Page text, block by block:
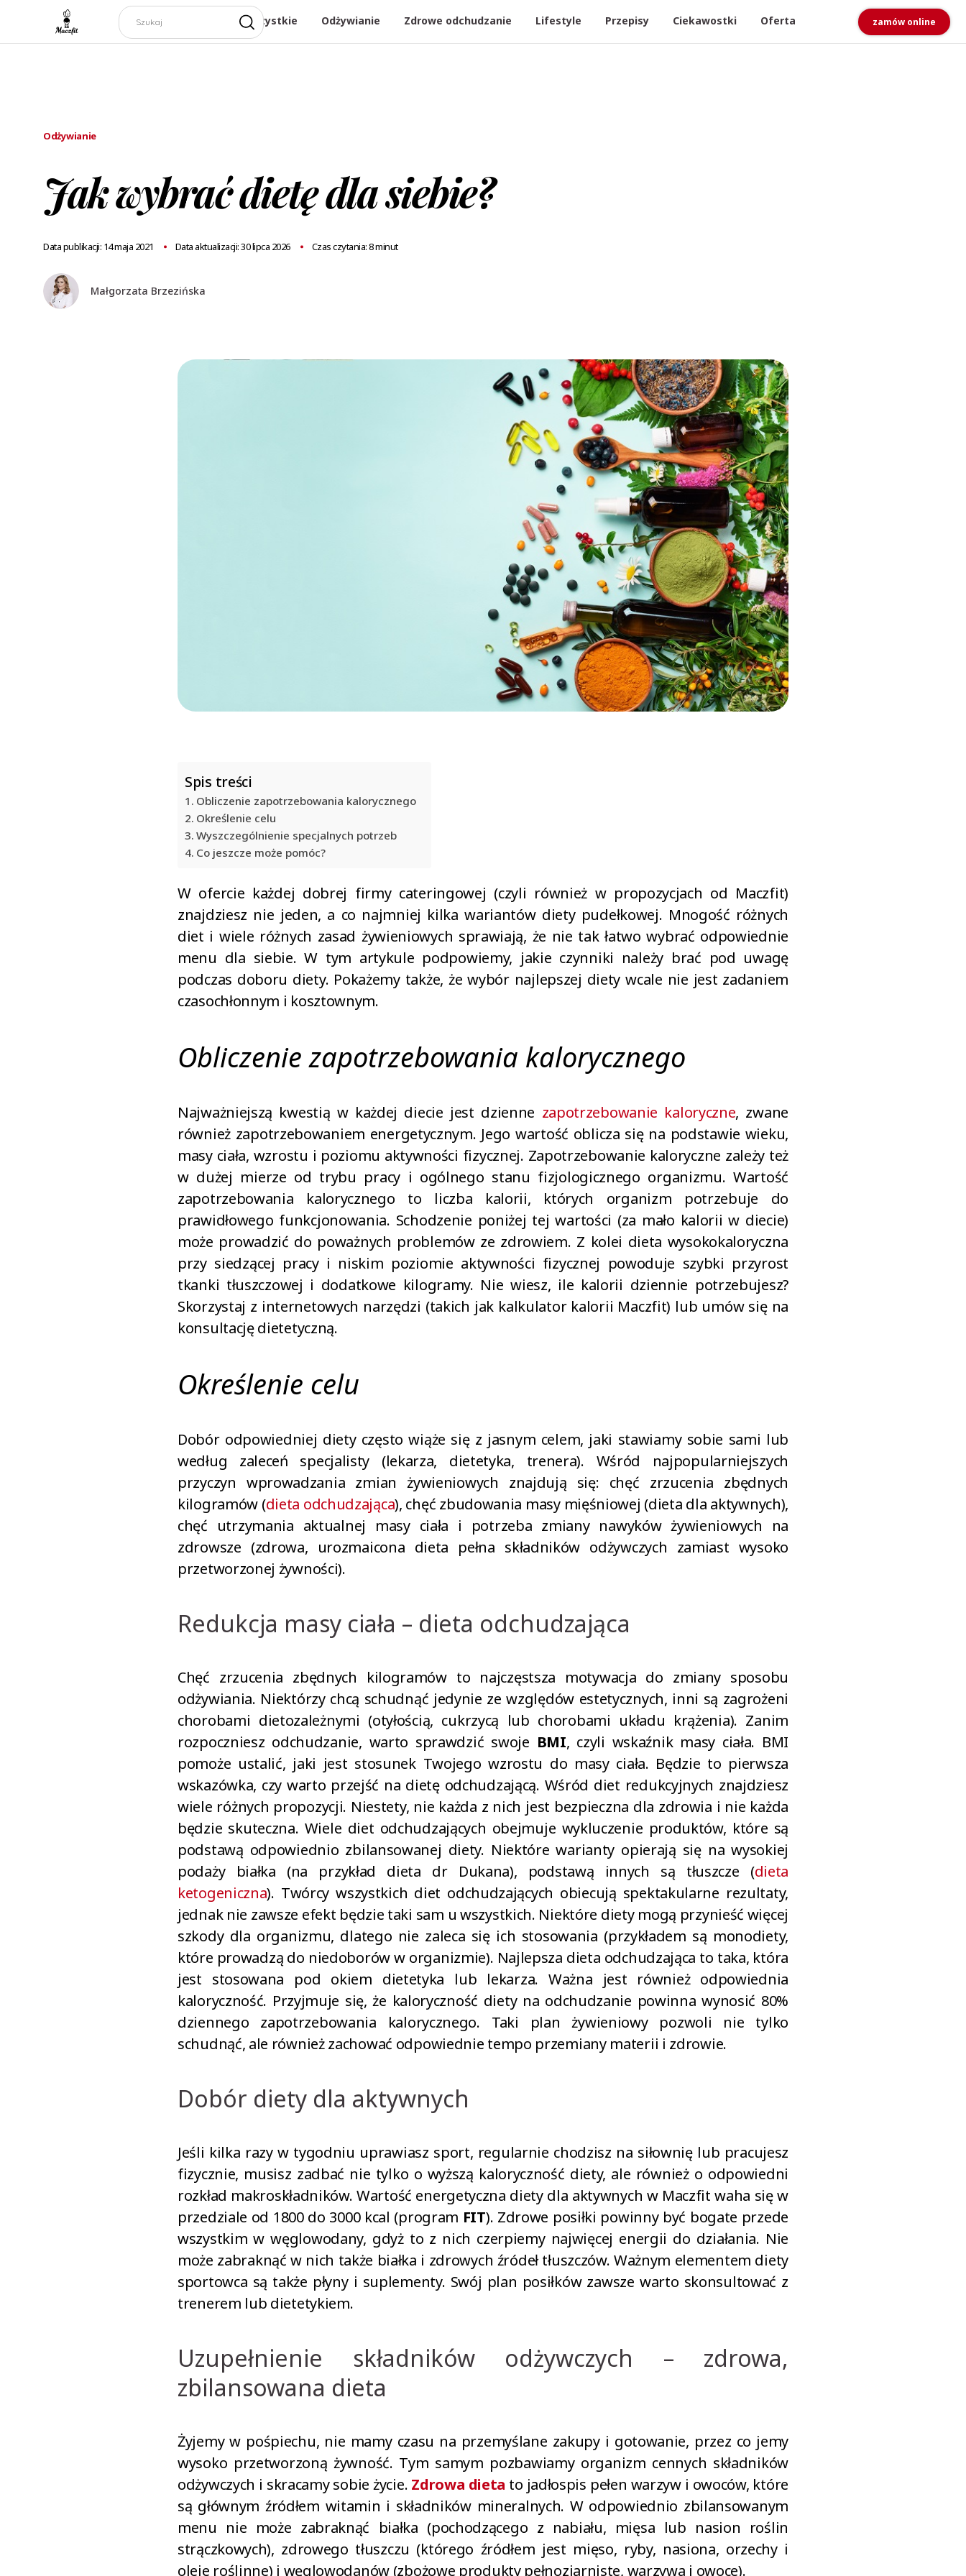
Wszystkie Odżywianie Zdrowe odchudzanie Lifestyle Przepisy Ciekawostki Oferta zamów online
Odżywianie
Jak wybrać dietę dla siebie?
Data publikacji: 14 maja 2021 Data aktualizacji: 30 lipca 2026 Czas czytania: 8 minut
Małgorzata Brzezińska
Spis treści
Obliczenie zapotrzebowania kalorycznego
Określenie celu
Wyszczególnienie specjalnych potrzeb
Co jeszcze może pomóc?
W ofercie każdej dobrej firmy cateringowej (czyli również w propozycjach od Maczfit)
znajdziesz nie jeden, a co najmniej kilka wariantów diety pudełkowej. Mnogość różnych
diet i wiele różnych zasad żywieniowych sprawiają, że nie tak łatwo wybrać odpowiednie
menu dla siebie. W tym artykule podpowiemy, jakie czynniki należy brać pod uwagę
podczas doboru diety. Pokażemy także, że wybór najlepszej diety wcale nie jest zadaniem
czasochłonnym i kosztownym.
Obliczenie zapotrzebowania kalorycznego
Najważniejszą kwestią w każdej diecie jest dzienne zapotrzebowanie kaloryczne, zwane
również zapotrzebowaniem energetycznym. Jego wartość oblicza się na podstawie wieku,
masy ciała, wzrostu i poziomu aktywności fizycznej. Zapotrzebowanie kaloryczne zależy też
w dużej mierze od trybu pracy i ogólnego stanu fizjologicznego organizmu. Wartość
zapotrzebowania kalorycznego to liczba kalorii, których organizm potrzebuje do
prawidłowego funkcjonowania. Schodzenie poniżej tej wartości (za mało kalorii w diecie)
może prowadzić do poważnych problemów ze zdrowiem. Z kolei dieta wysokokaloryczna
przy siedzącej pracy i niskim poziomie aktywności fizycznej powoduje szybki przyrost
tkanki tłuszczowej i dodatkowe kilogramy. Nie wiesz, ile kalorii dziennie potrzebujesz?
Skorzystaj z internetowych narzędzi (takich jak kalkulator kalorii Maczfit) lub umów się na
konsultację dietetyczną.
Określenie celu
Dobór odpowiedniej diety często wiąże się z jasnym celem, jaki stawiamy sobie sami lub
według zaleceń specjalisty (lekarza, dietetyka, trenera). Wśród najpopularniejszych
przyczyn wprowadzania zmian żywieniowych znajdują się: chęć zrzucenia zbędnych
kilogramów (dieta odchudzająca), chęć zbudowania masy mięśniowej (dieta dla aktywnych),
chęć utrzymania aktualnej masy ciała i potrzeba zmiany nawyków żywieniowych na
zdrowsze (zdrowa, urozmaicona dieta pełna składników odżywczych zamiast wysoko
przetworzonej żywności).
Redukcja masy ciała – dieta odchudzająca
Chęć zrzucenia zbędnych kilogramów to najczęstsza motywacja do zmiany sposobu
odżywiania. Niektórzy chcą schudnąć jedynie ze względów estetycznych, inni są zagrożeni
chorobami dietozależnymi (otyłością, cukrzycą lub chorobami układu krążenia). Zanim
rozpoczniesz odchudzanie, warto sprawdzić swoje BMI, czyli wskaźnik masy ciała. BMI
pomoże ustalić, jaki jest stosunek Twojego wzrostu do masy ciała. Będzie to pierwsza
wskazówka, czy warto przejść na dietę odchudzającą. Wśród diet redukcyjnych znajdziesz
wiele różnych propozycji. Niestety, nie każda z nich jest bezpieczna dla zdrowia i nie każda
będzie skuteczna. Wiele diet odchudzających obejmuje wykluczenie produktów, które są
podstawą odpowiednio zbilansowanej diety. Niektóre warianty opierają się na wysokiej
podaży białka (na przykład dieta dr Dukana), podstawą innych są tłuszcze (dieta
ketogeniczna). Twórcy wszystkich diet odchudzających obiecują spektakularne rezultaty,
jednak nie zawsze efekt będzie taki sam u wszystkich. Niektóre diety mogą przynieść więcej
szkody dla organizmu, dlatego nie zaleca się ich stosowania (przykładem są monodiety,
które prowadzą do niedoborów w organizmie). Najlepsza dieta odchudzająca to taka, która
jest stosowana pod okiem dietetyka lub lekarza. Ważna jest również odpowiednia
kaloryczność. Przyjmuje się, że kaloryczność diety na odchudzanie powinna wynosić 80%
dziennego zapotrzebowania kalorycznego. Taki plan żywieniowy pozwoli nie tylko
schudnąć, ale również zachować odpowiednie tempo przemiany materii i zdrowie.
Dobór diety dla aktywnych
Jeśli kilka razy w tygodniu uprawiasz sport, regularnie chodzisz na siłownię lub pracujesz
fizycznie, musisz zadbać nie tylko o wyższą kaloryczność diety, ale również o odpowiedni
rozkład makroskładników. Wartość energetyczna diety dla aktywnych w Maczfit waha się w
przedziale od 1800 do 3000 kcal (program FIT). Zdrowe posiłki powinny być bogate przede
wszystkim w węglowodany, gdyż to z nich czerpiemy najwięcej energii do działania. Nie
może zabraknąć w nich także białka i zdrowych źródeł tłuszczów. Ważnym elementem diety
sportowca są także płyny i suplementy. Swój plan posiłków zawsze warto skonsultować z
trenerem lub dietetykiem.
Uzupełnienie składników odżywczych – zdrowa,
zbilansowana dieta
Żyjemy w pośpiechu, nie mamy czasu na przemyślane zakupy i gotowanie, przez co jemy
wysoko przetworzoną żywność. Tym samym pozbawiamy organizm cennych składników
odżywczych i skracamy sobie życie. Zdrowa dieta to jadłospis pełen warzyw i owoców, które
są głównym źródłem witamin i składników mineralnych. W odpowiednio zbilansowanym
menu nie może zabraknąć białka (pochodzącego z nabiału, mięsa lub nasion roślin
strączkowych), zdrowego tłuszczu (którego źródłem jest mięso, ryby, nasiona, orzechy i
oleje roślinne) i węglowodanów (zbożowe produkty pełnoziarniste, warzywa i owoce).